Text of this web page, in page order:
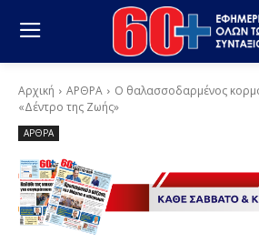
Αρχική ΑΡΘΡΑ
Ο θαλασσοδαρμένος
«Δέντρο της Ζωής»
ΑΡΘΡΑ